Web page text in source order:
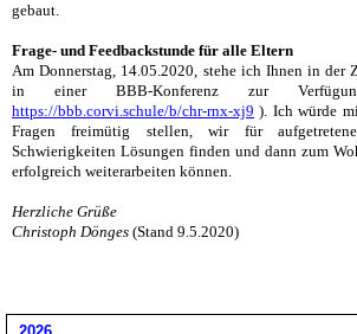
gebaut.
Frage- und Feedbackstunde für alle Eltern
Am Donnerstag, 14.05.2020, stehe ich Ihnen in der
in einer BBB-Konferenz zur
https://bbb.corvi.schule/b/chr-rnx-xj9 ). Ich würde
Fragen freimütig stellen, wir für
Schwierigkeiten Lösungen finden und dann zum
erfolgreich weiterarbeiten können.
Herzliche Grüße
Christoph Dönges (Stand 9.5.2020)